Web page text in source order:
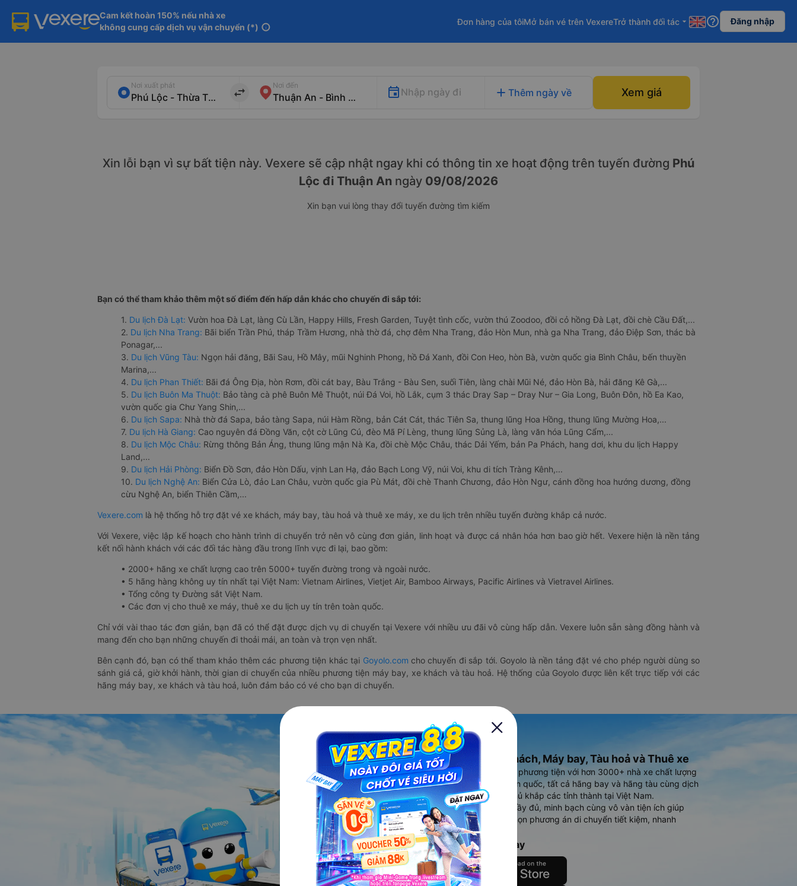
Cam kết hoàn 150% nếu nhà xe
không cung cấp dịch vụ vận chuyển (*) info
Đơn hàng của tôiMở bán vé trên VexereTrở thành đối tác arrow_drop_down help_outline Đăng nhập
Nơi xuất phát
import_export
Nơi đến
Nhập ngày đi add Thêm ngày về Xem giá
Xin lỗi bạn vì sự bất tiện này. Vexere sẽ cập nhật ngay khi có thông tin xe hoạt động trên tuyến đường Phú
Lộc đi Thuận An ngày 09/08/2026
Xin bạn vui lòng thay đổi tuyến đường tìm kiếm
Bạn có thể tham khảo thêm một số điểm đến hấp dẫn khác cho chuyến đi sắp tới:
1. Du lịch Đà Lạt: Vườn hoa Đà Lạt, làng Cù Lần, Happy Hills, Fresh Garden, Tuyệt tình cốc, vườn thú Zoodoo, đồi cỏ hồng Đà Lạt, đồi chè Cầu Đất,...
2. Du lịch Nha Trang: Bãi biển Trần Phú, tháp Trầm Hương, nhà thờ đá, chợ đêm Nha Trang, đảo Hòn Mun, nhà ga Nha Trang, đảo Điệp Sơn, thác bà
Ponagar,...
3. Du lịch Vũng Tàu: Ngọn hải đăng, Bãi Sau, Hồ Mây, mũi Nghinh Phong, hồ Đá Xanh, đồi Con Heo, hòn Bà, vườn quốc gia Bình Châu, bến thuyền
Marina,...
4. Du lịch Phan Thiết: Bãi đá Ông Địa, hòn Rơm, đồi cát bay, Bàu Trắng - Bàu Sen, suối Tiên, làng chài Mũi Né, đảo Hòn Bà, hải đăng Kê Gà,...
5. Du lịch Buôn Ma Thuột: Bảo tàng cà phê Buôn Mê Thuột, núi Đá Voi, hồ Lắk, cụm 3 thác Dray Sap – Dray Nur – Gia Long, Buôn Đôn, hồ Ea Kao,
vườn quốc gia Chư Yang Shin,...
6. Du lịch Sapa: Nhà thờ đá Sapa, bảo tàng Sapa, núi Hàm Rồng, bản Cát Cát, thác Tiên Sa, thung lũng Hoa Hồng, thung lũng Mường Hoa,...
7. Du lịch Hà Giang: Cao nguyên đá Đồng Văn, cột cờ Lũng Cú, đèo Mã Pí Lèng, thung lũng Sủng Là, làng văn hóa Lũng Cẩm,...
8. Du lịch Mộc Châu: Rừng thông Bản Áng, thung lũng mận Nà Ka, đồi chè Mộc Châu, thác Dải Yếm, bản Pa Phách, hang dơi, khu du lịch Happy
Land,...
9. Du lịch Hải Phòng: Biển Đồ Sơn, đảo Hòn Dấu, vịnh Lan Hạ, đảo Bạch Long Vỹ, núi Voi, khu di tích Tràng Kênh,...
10. Du lịch Nghệ An: Biển Cửa Lò, đảo Lan Châu, vườn quốc gia Pù Mát, đồi chè Thanh Chương, đảo Hòn Ngư, cánh đồng hoa hướng dương, đồng
cừu Nghệ An, biển Thiên Cầm,...
Vexere.com là hệ thống hỗ trợ đặt vé xe khách, máy bay, tàu hoả và thuê xe máy, xe du lịch trên nhiều tuyến đường khắp cả nước.
Với Vexere, việc lập kế hoạch cho hành trình di chuyển trở nên vô cùng đơn giản, linh hoạt và được cá nhân hóa hơn bao giờ hết. Vexere hiện là nền tảng
kết nối hành khách với các đối tác hàng đầu trong lĩnh vực đi lại, bao gồm:
• 2000+ hãng xe chất lượng cao trên 5000+ tuyến đường trong và ngoài nước.
• 5 hãng hàng không uy tín nhất tại Việt Nam: Vietnam Airlines, Vietjet Air, Bamboo Airways, Pacific Airlines và Vietravel Airlines.
• Tổng công ty Đường sắt Việt Nam.
• Các đơn vị cho thuê xe máy, thuê xe du lịch uy tín trên toàn quốc.
Chỉ với vài thao tác đơn giản, bạn đã có thể đặt được dịch vụ di chuyển tại Vexere với nhiều ưu đãi vô cùng hấp dẫn. Vexere luôn sẵn sàng đồng hành và
mang đến cho bạn những chuyến đi thoải mái, an toàn và trọn vẹn nhất.
Bên cạnh đó, bạn có thể tham khảo thêm các phương tiện khác tại Goyolo.com cho chuyến đi sắp tới. Goyolo là nền tảng đặt vé cho phép người dùng so
sánh giá cả, giờ khởi hành, thời gian di chuyển của nhiều phương tiện máy bay, xe khách và tàu hoả. Hệ thống của Goyolo được liên kết trực tiếp với các
hãng máy bay, xe khách và tàu hoả, luôn đảm bảo có vé cho bạn di chuyển.
Ứng dụng đặt vé Xe khách, Máy bay, Tàu hoả và Thuê xe
Vexere - ứng dụng đặt vé đa phương tiện với hơn 3000+ nhà xe chất lượng
cao, 5000+ tuyến đường toàn quốc, tất cả hãng bay và hãng tàu cùng dịch
vụ thuê xe máy, xe du lịch phủ khắp các tỉnh thành tại Việt Nam.
Ứng dụng hiển thị thông tin đầy đủ, minh bạch cùng vô vàn tiện ích giúp
người dùng so sánh và lựa chọn phương án di chuyển tiết kiệm, nhanh
chóng và phù hợp nhất.
Tải ứng dụng Vexere ngay